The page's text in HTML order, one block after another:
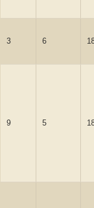
3 6
9 5